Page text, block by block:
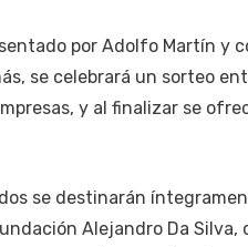
por Adolfo Martín y
se celebrará un sorteo
y al finalizar se
se destinarán
Alejandro Da